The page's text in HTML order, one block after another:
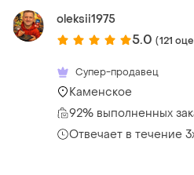
oleksii1975
5.0 (121
Супер-продавец
Каменское
92% выполненных
Отвечает в течение